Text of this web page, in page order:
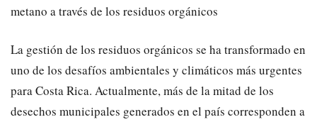
metano a través de los residuos orgánicos
​La gestión de los residuos orgánicos se ha transformado en
uno de los desafíos ambientales y climáticos más urgentes
para Costa Rica. Actualmente, más de la mitad de los
desechos municipales generados en el país corresponden a